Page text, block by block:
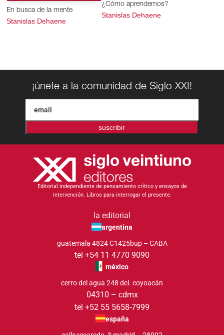
En busca de la mente
Stanislas Dehaene
¿Cómo aprendemos?
Stanislas Dehaene
¡únete a la comunidad de Siglo XXI!
suscribir
Editorial independiente de pensamiento crítico y ensayos de
intervención. Libros para interrogar el presente.
la editorial
argentina
guatemala 4824 C1425bup – CABA
tel +54 11 4770 9090
méxico
cerro del agua 248 del. coyoacán
04310 – cdmx
tel +52 55 5658-7999
españa